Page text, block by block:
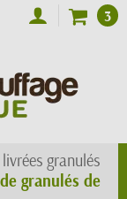
3
granulés
granulés de